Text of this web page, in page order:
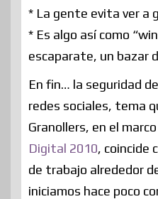
* La gente evita ver a
* Es algo así como
escaparate, un bazar
En fin… la seguridad
redes sociales, tema
Granollers, en el
Digital 2010, coincide
de trabajo alrededor
iniciamos hace poco